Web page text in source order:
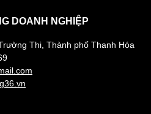
DOANH NGHIỆP
Thi, Thành phố Thanh Hóa